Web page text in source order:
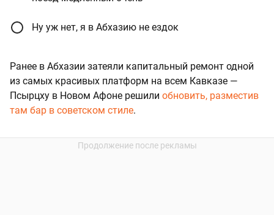
Ну уж нет, я в Абхазию не ездок
Ранее в Абхазии затеяли капитальный ремонт одной
из самых красивых платформ на всем Кавказе —
Псырцху в Новом Афоне решили обновить, разместив
там бар в советском стиле.